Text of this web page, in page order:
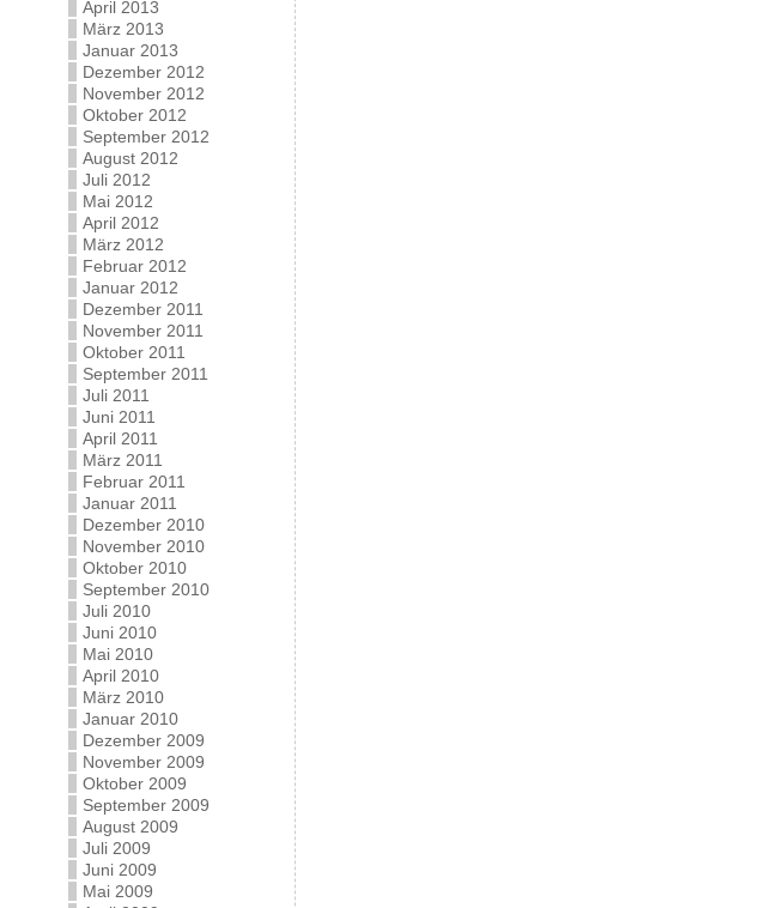
April 2013
März 2013
Januar 2013
Dezember 2012
November 2012
Oktober 2012
September 2012
August 2012
Juli 2012
Mai 2012
April 2012
März 2012
Februar 2012
Januar 2012
Dezember 2011
November 2011
Oktober 2011
September 2011
Juli 2011
Juni 2011
April 2011
März 2011
Februar 2011
Januar 2011
Dezember 2010
November 2010
Oktober 2010
September 2010
Juli 2010
Juni 2010
Mai 2010
April 2010
März 2010
Januar 2010
Dezember 2009
November 2009
Oktober 2009
September 2009
August 2009
Juli 2009
Juni 2009
Mai 2009